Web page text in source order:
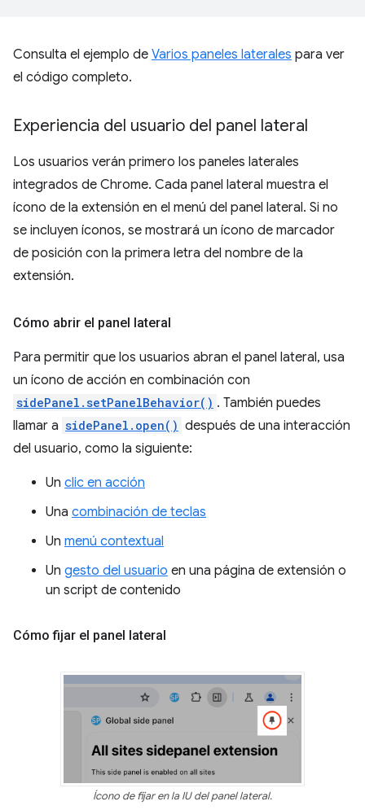
Consulta el ejemplo de Varios paneles laterales para ver
el código completo.
Experiencia del usuario del panel lateral
Los usuarios verán primero los paneles laterales
integrados de Chrome. Cada panel lateral muestra el
ícono de la extensión en el menú del panel lateral. Si no
se incluyen íconos, se mostrará un ícono de marcador
de posición con la primera letra del nombre de la
extensión.
Cómo abrir el panel lateral
Para permitir que los usuarios abran el panel lateral, usa
un ícono de acción en combinación con
sidePanel.setPanelBehavior() . También puedes
llamar a sidePanel.open() después de una interacción
del usuario, como la siguiente:
Un clic en acción
Una combinación de teclas
Un menú contextual
Un gesto del usuario en una página de extensión o
un script de contenido
Cómo fijar el panel lateral
Ícono de fijar en la IU del panel lateral.